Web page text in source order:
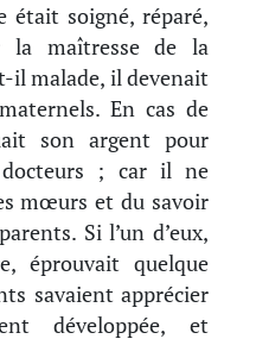
était soigné, réparé,
la maîtresse de la
il malade, il devenait
En cas de
son argent pour
docteurs ; car il ne
mœurs et du savoir
Si l’un d’eux,
éprouvait quelque
savaient apprécier
développée, et